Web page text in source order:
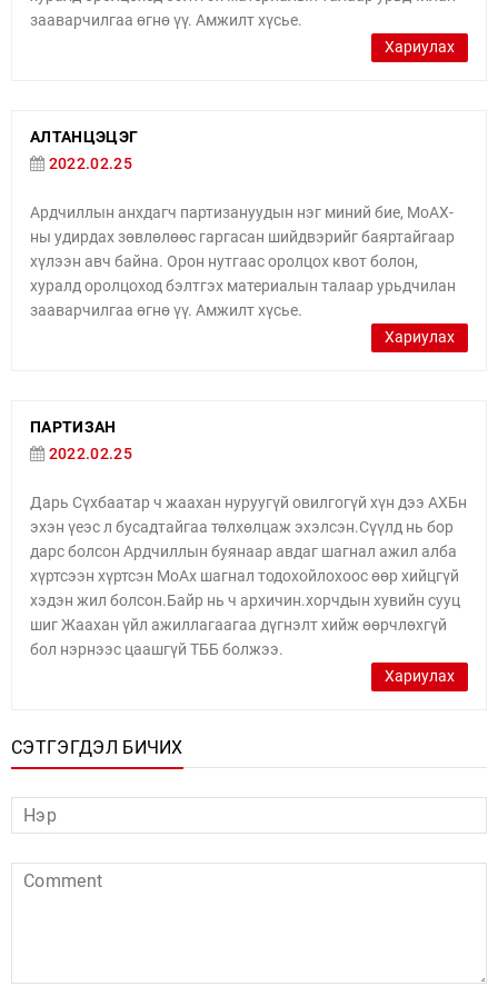
зааварчилгаа өгнө үү. Амжилт хүсье.
Хариулах
АЛТАНЦЭЦЭГ
2022.02.25
Ардчиллын анхдагч партизануудын нэг миний бие, МоАХ-
ны удирдах зөвлөлөөс гаргасан шийдвэрийг баяртайгаар
хүлээн авч байна. Орон нутгаас оролцох квот болон,
хуралд оролцоход бэлтгэх материалын талаар урьдчилан
зааварчилгаа өгнө үү. Амжилт хүсье.
Хариулах
ПАРТИЗАН
2022.02.25
Дарь Сүхбаатар ч жаахан нуруугүй овилгогүй хүн дээ АХБн
эхэн үеэс л бусадтайгаа төлхөлцаж эхэлсэн.Сүүлд нь бор
дарс болсон Ардчиллын буянаар авдаг шагнал ажил алба
хүртсээн хүртсэн МоАх шагнал тодохойлохоос өөр хийцгүй
хэдэн жил болсон.Байр нь ч архичин.хорчдын хувийн сууц
шиг Жаахан үйл ажиллагаагаа дүгнэлт хийж өөрчлөхгүй
бол нэрнээс цаашгүй ТББ болжээ.
Хариулах
СЭТГЭГДЭЛ БИЧИХ